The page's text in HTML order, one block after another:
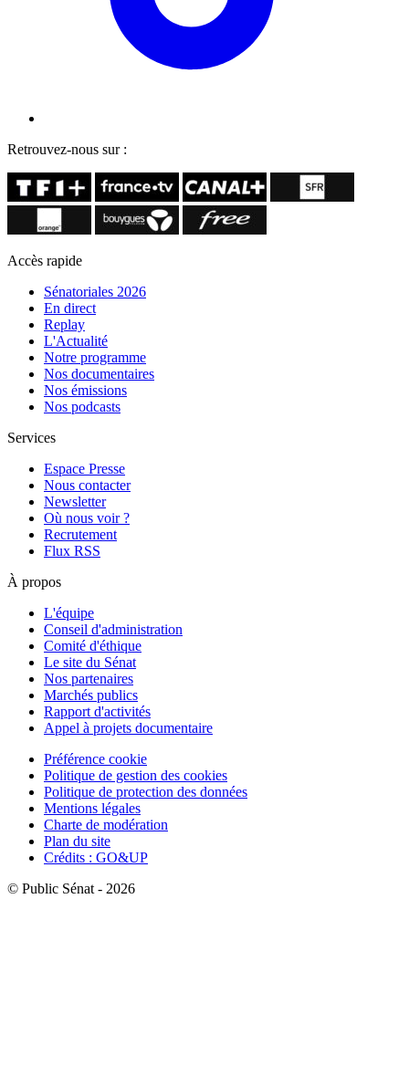
Retrouvez-nous sur :
Accès rapide
Sénatoriales 2026
En direct
Replay
L'Actualité
Notre programme
Nos documentaires
Nos émissions
Nos podcasts
Services
Espace Presse
Nous contacter
Newsletter
Où nous voir ?
Recrutement
Flux RSS
À propos
L'équipe
Conseil d'administration
Comité d'éthique
Le site du Sénat
Nos partenaires
Marchés publics
Rapport d'activités
Appel à projets documentaire
Préférence cookie
Politique de gestion des cookies
Politique de protection des données
Mentions légales
Charte de modération
Plan du site
Crédits : GO&UP
© Public Sénat - 2026